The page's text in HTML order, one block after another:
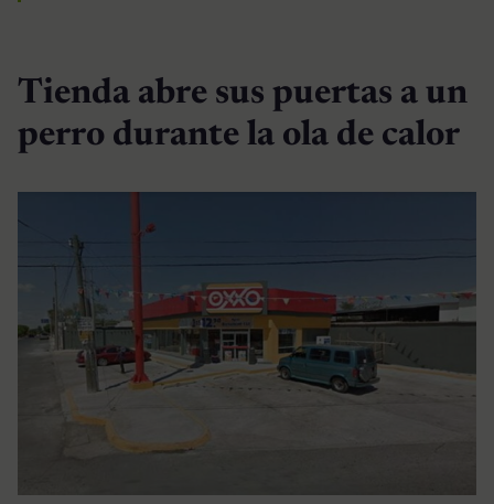
Tienda abre sus puertas a un
perro durante la ola de calor